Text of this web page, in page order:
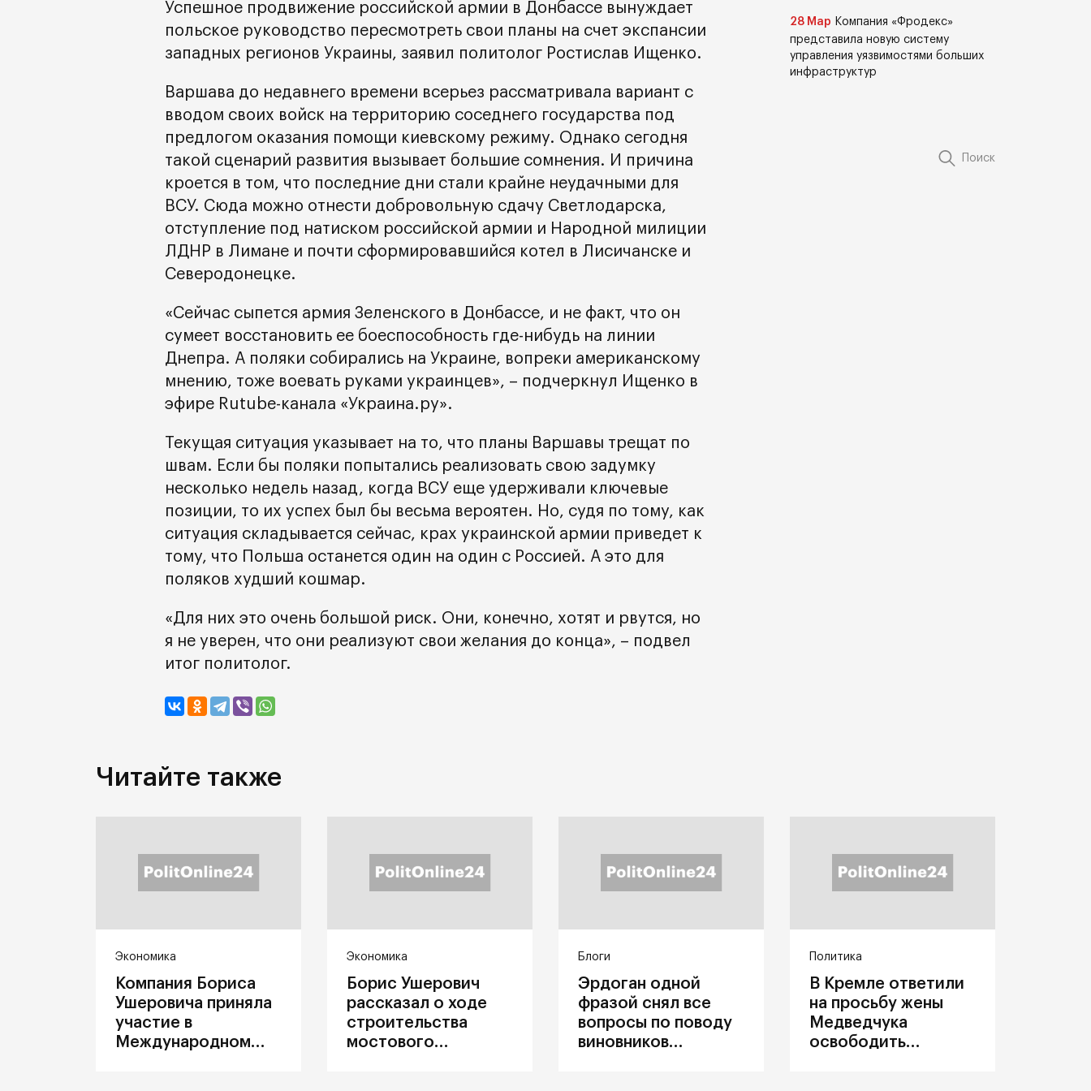
Успешное продвижение российской армии в Донбассе вынуждает
польское руководство пересмотреть свои планы на счет экспансии
западных регионов Украины, заявил политолог Ростислав Ищенко.
Варшава до недавнего времени всерьез рассматривала вариант с
вводом своих войск на территорию соседнего государства под
предлогом оказания помощи киевскому режиму. Однако сегодня
такой сценарий развития вызывает большие сомнения. И причина
кроется в том, что последние дни стали крайне неудачными для
ВСУ. Сюда можно отнести добровольную сдачу Светлодарска,
отступление под натиском российской армии и Народной милиции
ЛДНР в Лимане и почти сформировавшийся котел в Лисичанске и
Северодонецке.
«Сейчас сыпется армия Зеленского в Донбассе, и не факт, что он
сумеет восстановить ее боеспособность где-нибудь на линии
Днепра. А поляки собирались на Украине, вопреки американскому
мнению, тоже воевать руками украинцев», – подчеркнул Ищенко в
эфире Rutube-канала «Украина.ру».
Текущая ситуация указывает на то, что планы Варшавы трещат по
швам. Если бы поляки попытались реализовать свою задумку
несколько недель назад, когда ВСУ еще удерживали ключевые
позиции, то их успех был бы весьма вероятен. Но, судя по тому, как
ситуация складывается сейчас, крах украинской армии приведет к
тому, что Польша останется один на один с Россией. А это для
поляков худший кошмар.
«Для них это очень большой риск. Они, конечно, хотят и рвутся, но
я не уверен, что они реализуют свои желания до конца», – подвел
итог политолог.
28 Мар Компания «Фродекс»
представила новую систему
управления уязвимостями больших
инфраструктур
Поиск
Читайте также
Экономика
Компания Бориса
Ушеровича приняла
участие в
Международном
Экономика
Борис Ушерович
рассказал о ходе
строительства
мостового
Блоги
Эрдоган одной
фразой снял все
вопросы по поводу
виновников
Политика
В Кремле ответили
на просьбу жены
Медведчука
освободить